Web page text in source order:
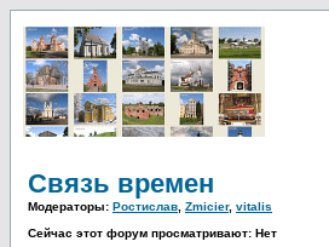
Связь времен
Модераторы: Ростислав Zmicier, vitalis
Сейчас этот форум просматривают: Нет